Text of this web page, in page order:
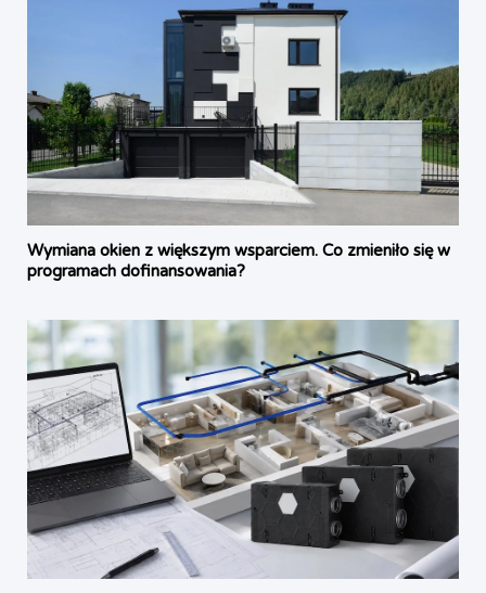
Wymiana okien z większym wsparciem. Co zmieniło się w
programach dofinansowania?